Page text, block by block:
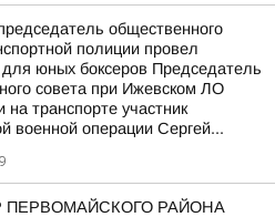
общественного
полиции провел
для юных боксеров Председатель
совета при Ижевском ЛО
транспорте участник
военной операции Сергей...
ПЕРВОМАЙСКОГО РАЙОНА